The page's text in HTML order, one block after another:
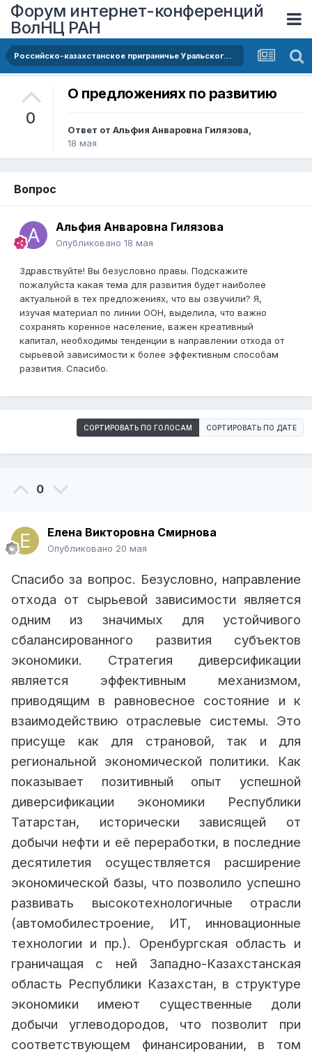
Форум интернет-конференций
ВолНЦ РАН
Российско-казахстанское приграничье Уральского экономического района: потенциал устойчивого развития и сотрудничество
0
О предложениях по развитию
Ответ от Альфия Анваровна Гилязова,
18 мая
Вопрос
Альфия Анваровна Гилязова
Опубликовано 18 мая
Здравствуйте! Вы безусловно правы. Подскажите
пожалуйста какая тема для развития будет наиболее
актуальной в тех предложениях, что вы озвучили? Я,
изучая материал по линии ООН, выделила, что важно
сохранять коренное население, важен креативный
капитал, необходимы тенденции в направлении отхода от
сырьевой зависимости к более эффективным способам
развития. Спасибо.
СОРТИРОВАТЬ ПО ГОЛОСАМ СОРТИРОВАТЬ ПО ДАТЕ
0
Елена Викторовна Смирнова
Опубликовано 20 мая
Спасибо за вопрос. Безусловно, направление
отхода от сырьевой зависимости является
одним из значимых для устойчивого
сбалансированного развития субъектов
экономики. Стратегия диверсификации
является эффективным механизмом,
приводящим в равновесное состояние и к
взаимодействию отраслевые системы. Это
присуще как для страновой, так и для
региональной экономической политики. Как
показывает позитивный опыт успешной
диверсификации экономики Республики
Татарстан, исторически зависящей от
добычи нефти и её переработки, в последние
десятилетия осуществляется расширение
экономической базы, что позволило успешно
развивать высокотехнологичные отрасли
(автомобилестроение, ИТ, инновационные
технологии и пр.). Оренбургская область и
граничащая с ней Западно-Казахстанская
область Республики Казахстан, в структуре
экономики имеют существенные доли
добычи углеводородов, что позволит при
соответствующем финансировании, в том